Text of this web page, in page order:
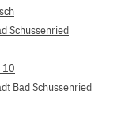
Schussenried
10
Bad Schussenried